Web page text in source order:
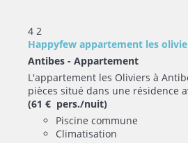
4 2
Happyfew appartement les
Antibes - Appartement
L'appartement les Oliviers à
pièces situé dans une résidence
(61 € pers./nuit)
Piscine commune
Climatisation